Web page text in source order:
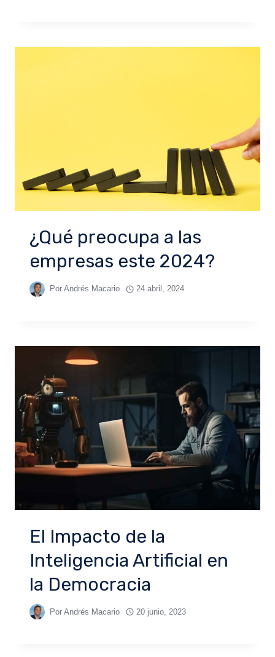
¿Qué preocupa a las
empresas este 2024?
Por Andrés Macario 24 abril, 2024
El Impacto de la
Inteligencia Artificial en
la Democracia
Por Andrés Macario 20 junio, 2023